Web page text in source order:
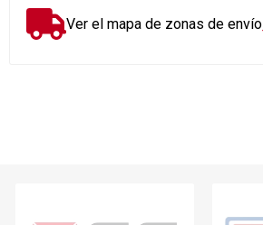
Ver el mapa de zonas de envío